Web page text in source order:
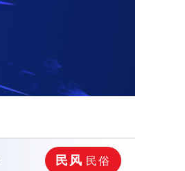
民风 民俗